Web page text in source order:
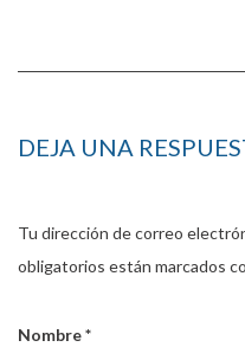
DEJA UNA
Tu dirección de correo
obligatorios están marcados
Nombre*